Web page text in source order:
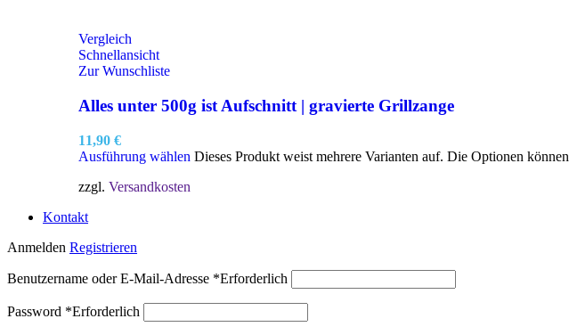
Vergleich
Schnellansicht
Zur Wunschliste
Alles unter 500g ist Aufschnitt | gravierte Grillzange
11,90 €
Ausführung wählen Dieses Produkt weist mehrere Varianten auf. Die Optionen
zzgl. Versandkosten
Kontakt
Anmelden Registrieren
Benutzername oder E-Mail-Adresse *Erforderlich
Password *Erforderlich